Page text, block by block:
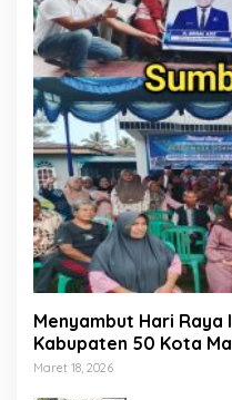
Menyambut Hari Raya
Kabupaten 50 Kota
Empat Ton Bantuan
Maret 18, 2026